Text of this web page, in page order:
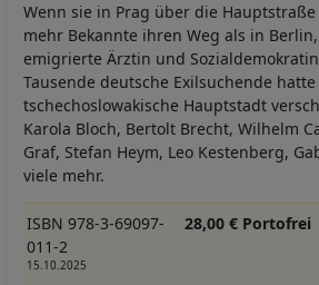
Wenn sie in Prag über die
mehr Bekannte ihren Weg als in
emigrierte Ärztin und
Tausende deutsche Exilsuchende
tschechoslowakische Hauptstadt
Karola Bloch, Bertolt Brecht, Wilhelm
Graf, Stefan Heym, Leo Kestenberg,
viele mehr.
ISBN 978-3-69097-
011-2
15.10.2025
28,00 € Portofrei